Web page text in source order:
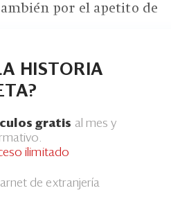
por el apetito de
HISTORIA
gratis al mes y
ilimitado
de extranjería